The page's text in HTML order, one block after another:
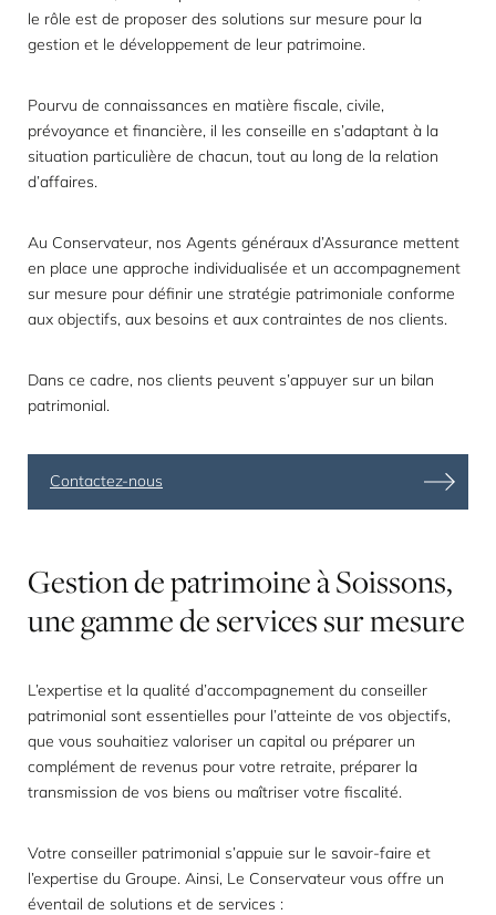
le rôle est de proposer des solutions sur mesure pour la
gestion et le développement de leur patrimoine.
Pourvu de connaissances en matière fiscale, civile,
prévoyance et financière, il les conseille en s’adaptant à la
situation particulière de chacun, tout au long de la relation
d’affaires.
Au Conservateur, nos Agents généraux d’Assurance mettent
en place une approche individualisée et un accompagnement
sur mesure pour définir une stratégie patrimoniale conforme
aux objectifs, aux besoins et aux contraintes de nos clients.
Dans ce cadre, nos clients peuvent s’appuyer sur un bilan
patrimonial.
Contactez-nous
GestiondepatrimoineàSoissons,
unegammedeservicessurmesure
L’expertise et la qualité d’accompagnement du conseiller
patrimonial sont essentielles pour l’atteinte de vos objectifs,
que vous souhaitiez valoriser un capital ou préparer un
complément de revenus pour votre retraite, préparer la
transmission de vos biens ou maîtriser votre fiscalité.
Votre conseiller patrimonial s’appuie sur le savoir-faire et
l’expertise du Groupe. Ainsi, Le Conservateur vous offre un
éventail de solutions et de services :